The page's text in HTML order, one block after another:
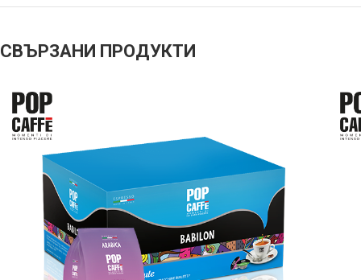
СВЪРЗАНИ ПРОДУКТИ